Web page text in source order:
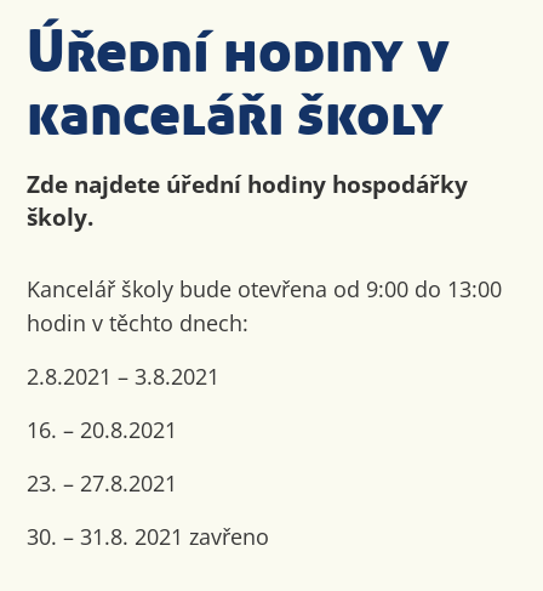
Úřední hodiny v
kanceláři školy
Zde najdete úřední hodiny hospodářky
školy.
Kancelář školy bude otevřena od 9:00 do 13:00
hodin v těchto dnech:
2.8.2021 – 3.8.2021
16. – 20.8.2021
23. – 27.8.2021
30. – 31.8. 2021 zavřeno